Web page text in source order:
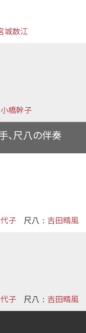
城数江
小橋幹子
、尺八の伴奏
子 尺八 ： 吉田晴風
子 尺八 ： 吉田晴風